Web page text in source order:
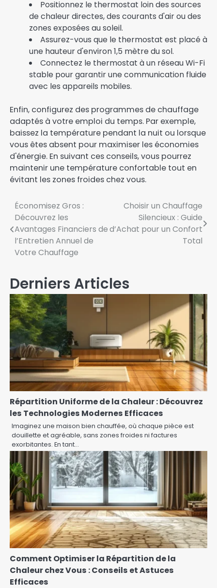
Positionnez le thermostat loin des sources
de chaleur directes, des courants d'air ou des
zones exposées au soleil.
Assurez-vous que le thermostat est placé à
une hauteur d'environ 1,5 mètre du sol.
Connectez le thermostat à un réseau Wi-Fi
stable pour garantir une communication fluide
avec les appareils mobiles.
Enfin, configurez des programmes de chauffage
adaptés à votre emploi du temps. Par exemple,
baissez la température pendant la nuit ou lorsque
vous êtes absent pour maximiser les économies
d'énergie. En suivant ces conseils, vous pourrez
maintenir une température confortable tout en
évitant les zones froides chez vous.
Navigation
de
l’article
Économisez Gros :
Découvrez les
Avantages Financiers de
l’Entretien Annuel de
Votre Chauffage
Choisir un Chauffage
Silencieux : Guide
d’Achat pour un Confort
Total
Derniers Articles
Répartition Uniforme de la Chaleur : Découvrez
les Technologies Modernes Efficaces
Imaginez une maison bien chauffée, où chaque pièce est
douillette et agréable, sans zones froides ni factures
exorbitantes. En tant…
Comment Optimiser la Répartition de la
Chaleur chez Vous : Conseils et Astuces
Efficaces